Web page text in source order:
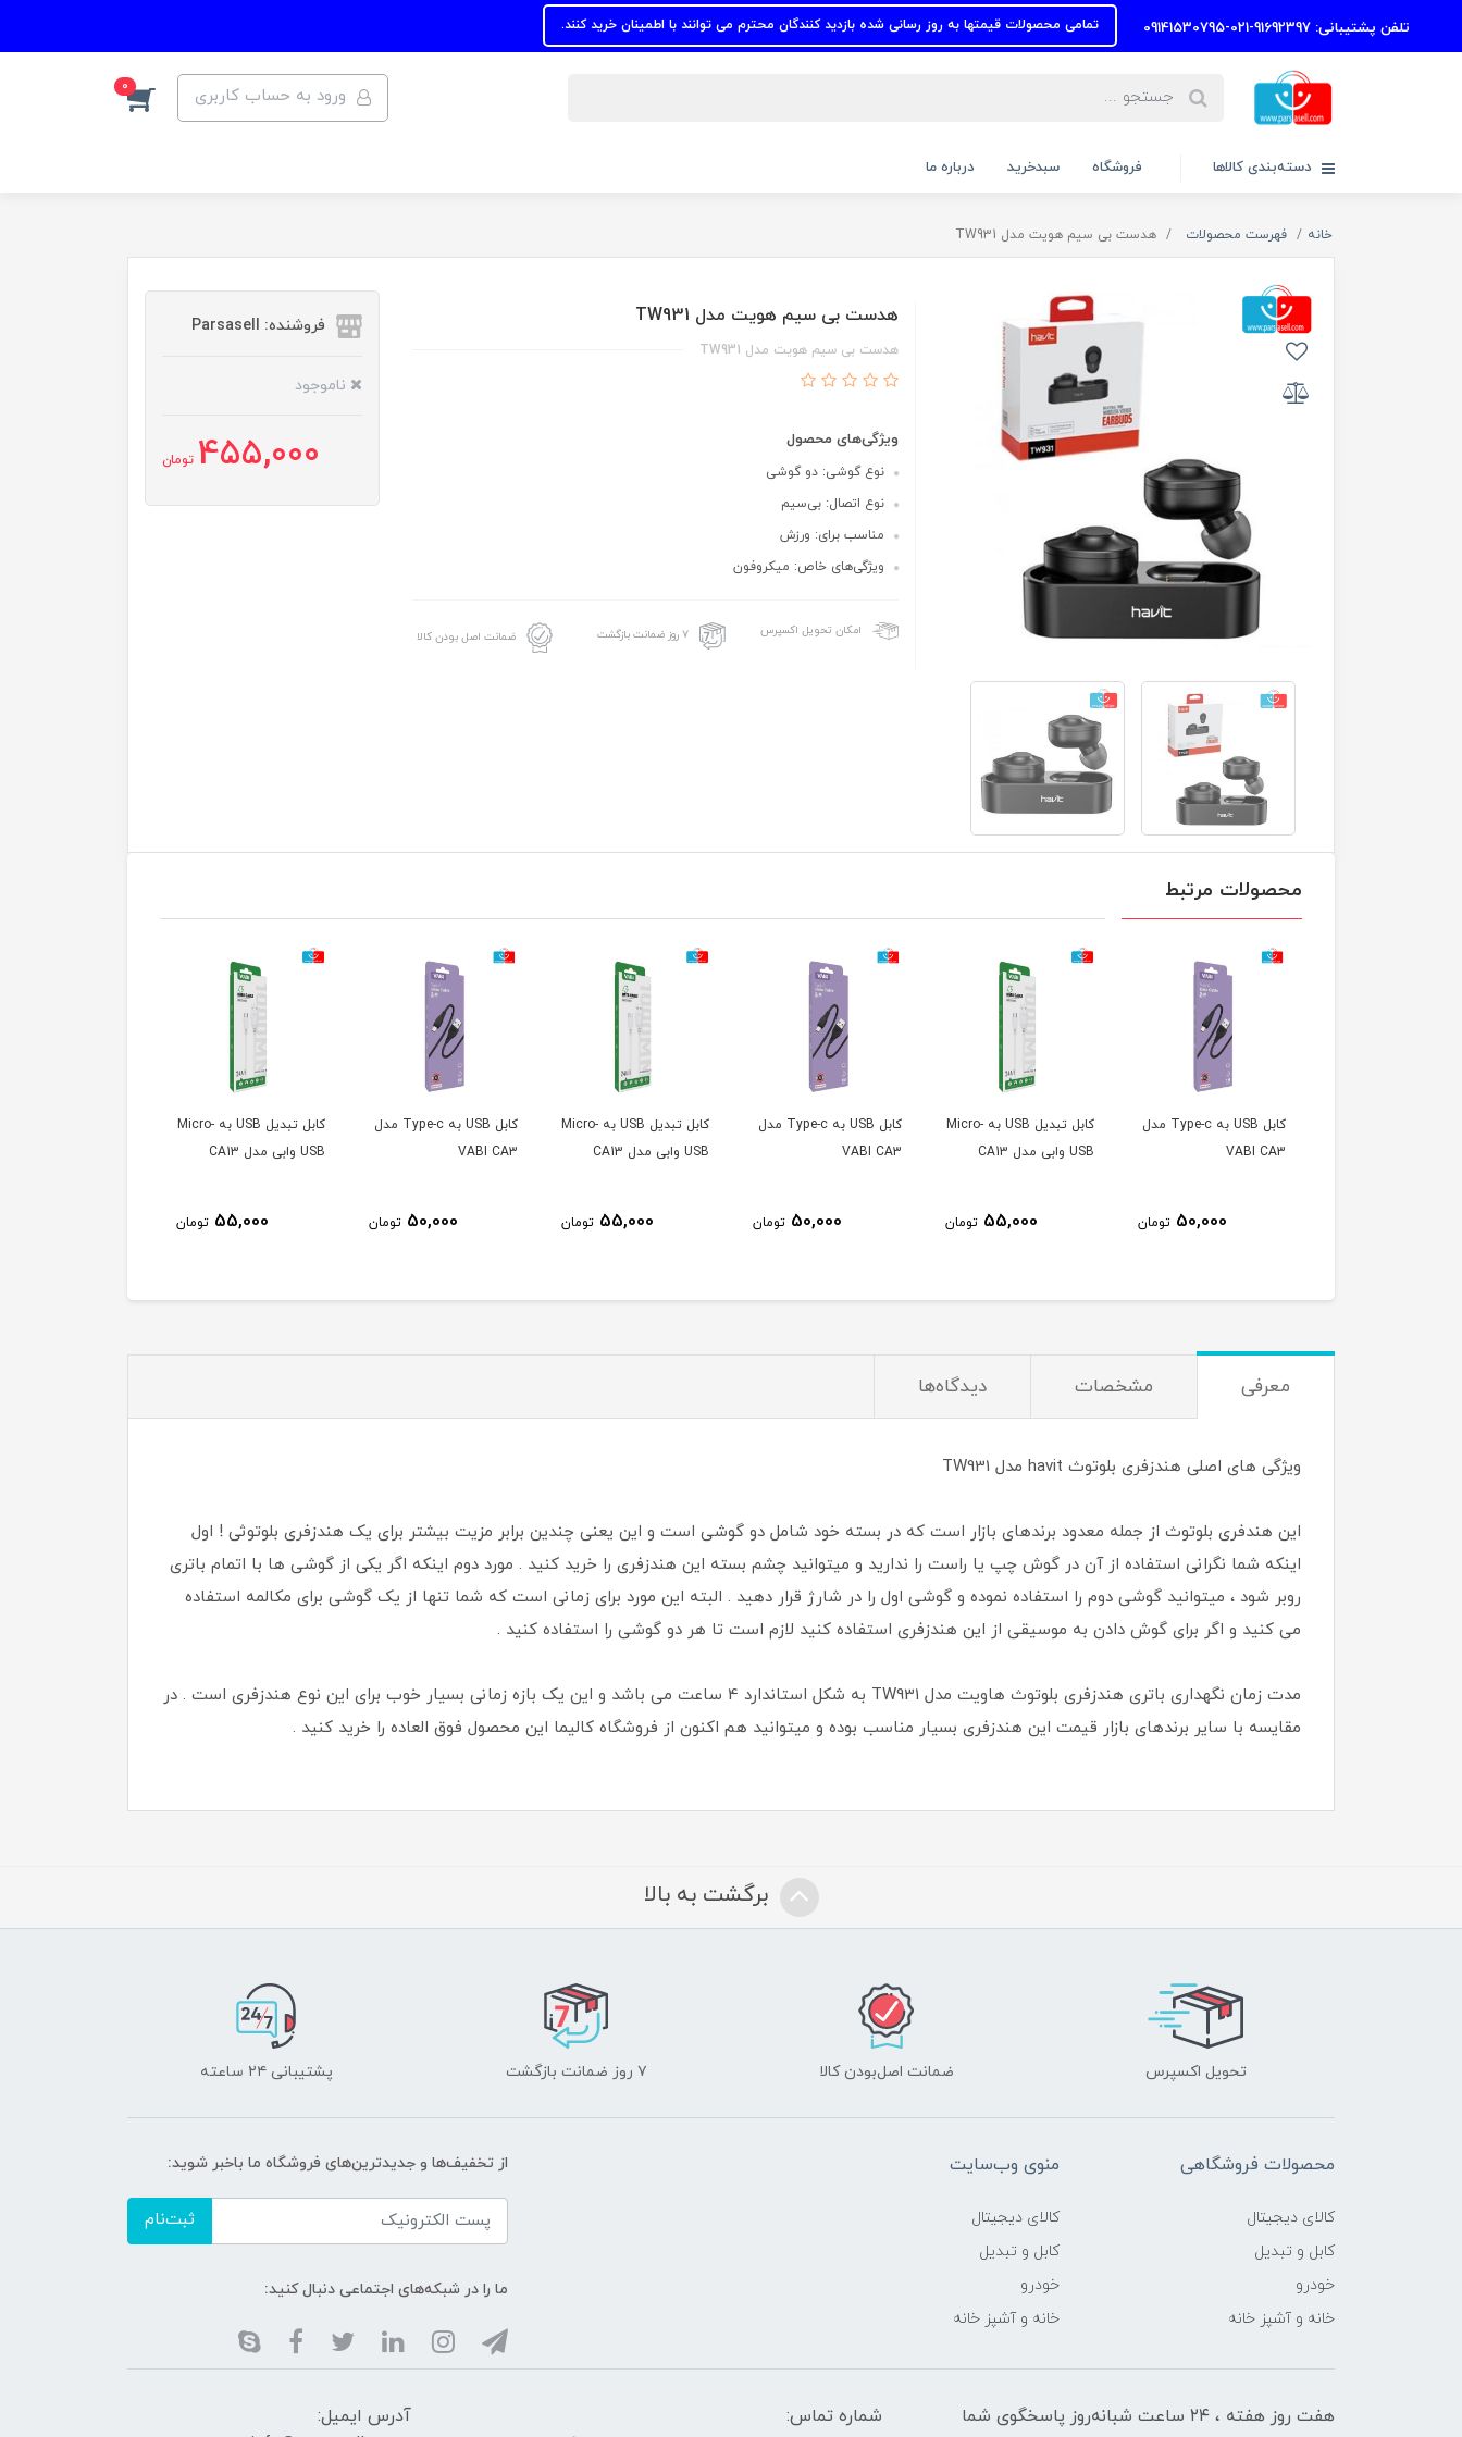
تلفن پشتیبانی: 91692397-021-09141530795 تمامی محصولات قیمتها به روز رسانی شده بازدید کنندگان محترم می توانند با اطمینان خرید کنند.
ورود به حساب کاربری 0
دسته‌بندی کالاها فروشگاه سبدخرید درباره ما
خانه فهرست محصولات هدست بی سیم هویت مدل TW931
هدست بی سیم هویت مدل TW931
هدست بی سیم هویت مدل TW931
ویژگی‌های محصول
نوع گوشی: دو گوشی
نوع اتصال: بی‌سیم
مناسب برای: ورزش
ویژگی‌های خاص: میکروفون
امکان تحویل اکسپرس ۷ روز ضمانت بازگشت ضمانت اصل بودن کالا
فروشنده: Parsasell
ناموجود
455,000 تومان
محصولات مرتبط
کابل USB به Type-c مدل
VABI CA3
50,000 تومان
کابل تبدیل USB به Micro-
USB وابی مدل CA13
55,000 تومان
کابل USB به Type-c مدل
VABI CA3
50,000 تومان
کابل تبدیل USB به Micro-
USB وابی مدل CA13
55,000 تومان
کابل USB به Type-c مدل
VABI CA3
50,000 تومان
کابل تبدیل USB به Micro-
USB وابی مدل CA13
55,000 تومان
معرفی مشخصات دیدگاه‌ها
ویژگی های اصلی هندزفری بلوتوث havit مدل TW931
این هندفری بلوتوث از جمله معدود برندهای بازار است که در بسته خود شامل دو گوشی است و این یعنی چندین برابر مزیت بیشتر برای یک هندزفری بلوتوثی ! اول
اینکه شما نگرانی استفاده از آن در گوش چپ یا راست را ندارید و میتوانید چشم بسته این هندزفری را خرید کنید . مورد دوم اینکه اگر یکی از گوشی ها با اتمام باتری
روبر شود ، میتوانید گوشی دوم را استفاده نموده و گوشی اول را در شارژ قرار دهید . البته این مورد برای زمانی است که شما تنها از یک گوشی برای مکالمه استفاده
می کنید و اگر برای گوش دادن به موسیقی از این هندزفری استفاده کنید لازم است تا هر دو گوشی را استفاده کنید .
مدت زمان نگهداری باتری هندزفری بلوتوث هاویت مدل TW931 به شکل استاندارد 4 ساعت می باشد و این یک بازه زمانی بسیار خوب برای این نوع هندزفری است . در
مقایسه با سایر برندهای بازار قیمت این هندزفری بسیار مناسب بوده و میتوانید هم اکنون از فروشگاه کالیما این محصول فوق العاده را خرید کنید .
برگشت به بالا
تحویل اکسپرس ضمانت اصل‌بودن کالا ۷ روز ضمانت بازگشت پشتیبانی ۲۴ ساعته
محصولات فروشگاهی
کالای دیجیتال
کابل و تبدیل
خودرو
خانه و آشپز خانه
منوی وب‌سایت
کالای دیجیتال
کابل و تبدیل
خودرو
خانه و آشپز خانه
از تخفیف‌ها و جدیدترین‌های فروشگاه ما باخبر شوید:
ثبت‌نام
ما را در شبکه‌های اجتماعی دنبال کنید:
هفت روز هفته ، ۲۴ ساعت شبانه‌روز پاسخگوی شما
شماره تماس:
آدرس ایمیل: